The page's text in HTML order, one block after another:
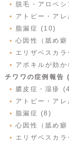
脱毛・アロペ
アトピー・ア
脂漏症 (10)
心因性（舐め
エリザベスカ
アポキルが効
チワワの症例報告
膿皮症・湿疹
アトピー・ア
脂漏症 (8)
心因性（舐め
エリザベスカ